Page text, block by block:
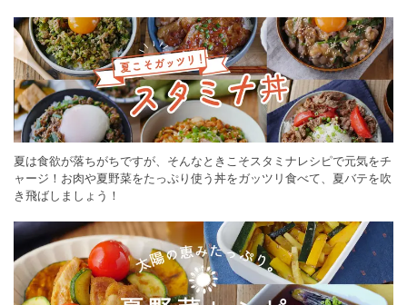
夏は食欲が落ちがちですが、そんなときこそスタミナレシピで元気をチ
ャージ！お肉や夏野菜をたっぷり使う丼をガッツリ食べて、夏バテを吹
き飛ばしましょう！